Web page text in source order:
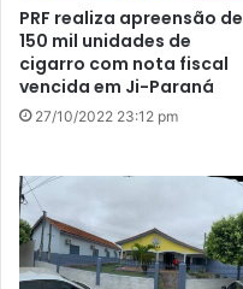
PRF realiza apreensão de
150 mil unidades de
cigarro com nota fiscal
vencida em Ji-Paraná
27/10/2022 23:12 pm